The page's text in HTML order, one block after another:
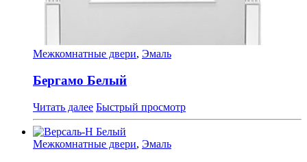
Межкомнатные двери, Эмаль
Бергамо Белый
Читать далее Быстрый просмотр
Межкомнатные двери, Эмаль